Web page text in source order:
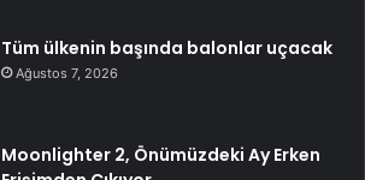
Tüm ülkenin başında balonlar uçacak
Ağustos 7, 2026
Moonlighter 2, Önümüzdeki Ay Erken